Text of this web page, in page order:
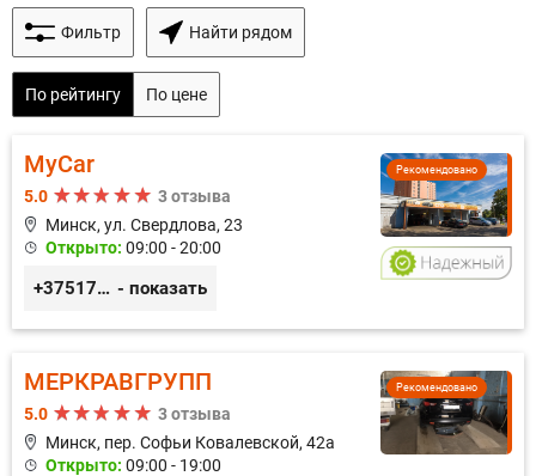
Фильтр Найти рядом
По рейтингу По цене
Рекомендовано
MyCar
5.0
3 отзыва
Минск, ул. Свердлова, 23
Открыто: 09:00 - 20:00
+375173212443 - показать
Рекомендовано
МЕРКРАВГРУПП
5.0
3 отзыва
Минск, пер. Софьи Ковалевской, 42а
Открыто: 09:00 - 19:00